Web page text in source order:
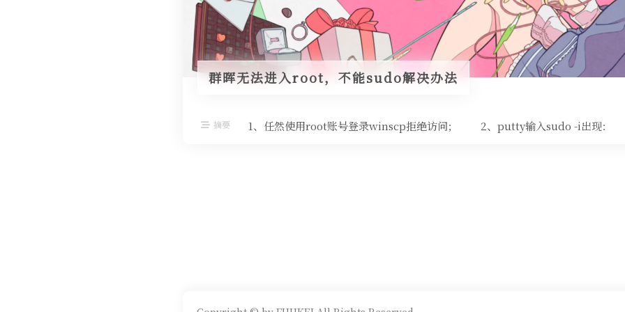
群晖无法进入root，不能sudo解决办法
摘要 1、任然使用root账号登录winscp拒绝访问； 2、putty输入sudo -i出